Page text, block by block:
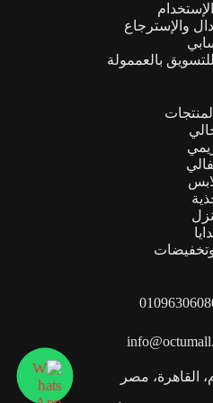
والإسترجاع
بالعممولة
القاهرة، مصر